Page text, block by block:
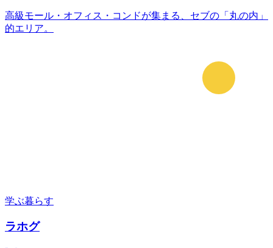
高級モール・オフィス・コンドが集まる、セブの「丸の内」
的エリア。
学ぶ暮らす
ラホグ